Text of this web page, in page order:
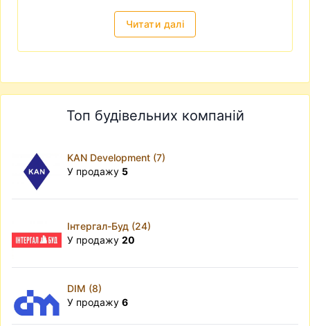
Розуміючи, наскільки непростим є вибір
пошуком квартир у новобудовах на мапі з
поверховість та багато інших параметрів.
акції та знижки від забудовників.
Читати далі
Топ будівельних компаній
KAN Development (7)
У продажу 5
Інтергал-Буд (24)
У продажу 20
DIM (8)
У продажу 6